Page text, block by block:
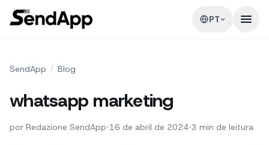
PT
SendApp / Blog
whatsapp marketing
por Redazione SendApp•16 de abril de 2024•3 min de leitura